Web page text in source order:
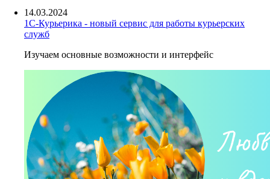
14.03.2024
1С-Курьерика - новый сервис для работы курьерских
служб
Изучаем основные возможности и интерфейс